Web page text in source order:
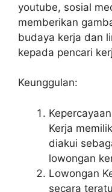
youtube, sosial
memberikan
budaya kerja dan
kepada pencari
Keunggulan:
Kerja
diakui
lowongan
Lowongan
secara